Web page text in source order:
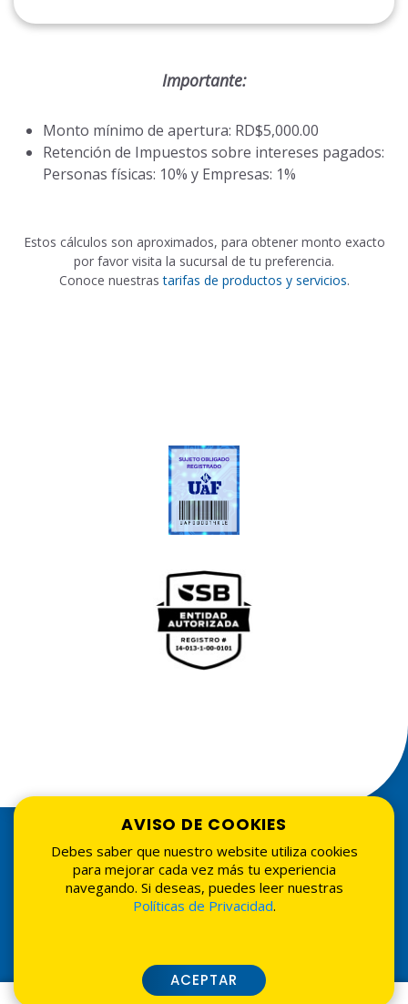
Importante:
Monto mínimo de apertura: RD$5,000.00
Retención de Impuestos sobre intereses pagados:
Personas físicas: 10% y Empresas: 1%
Estos cálculos son aproximados, para obtener monto exacto
por favor visita la sucursal de tu preferencia.
Conoce nuestrastarifas de productos y servicios.
© 2026 Asociación La Nacional de Ahorros y Préstamos.
Todos los derechos reservados. Website por
AVISO DE COOKIES
Debes saber que nuestro website utiliza cookies
para mejorar cada vez más tu experiencia
navegando. Si deseas, puedes leer nuestras
Políticas de Privacidad.
ACEPTAR